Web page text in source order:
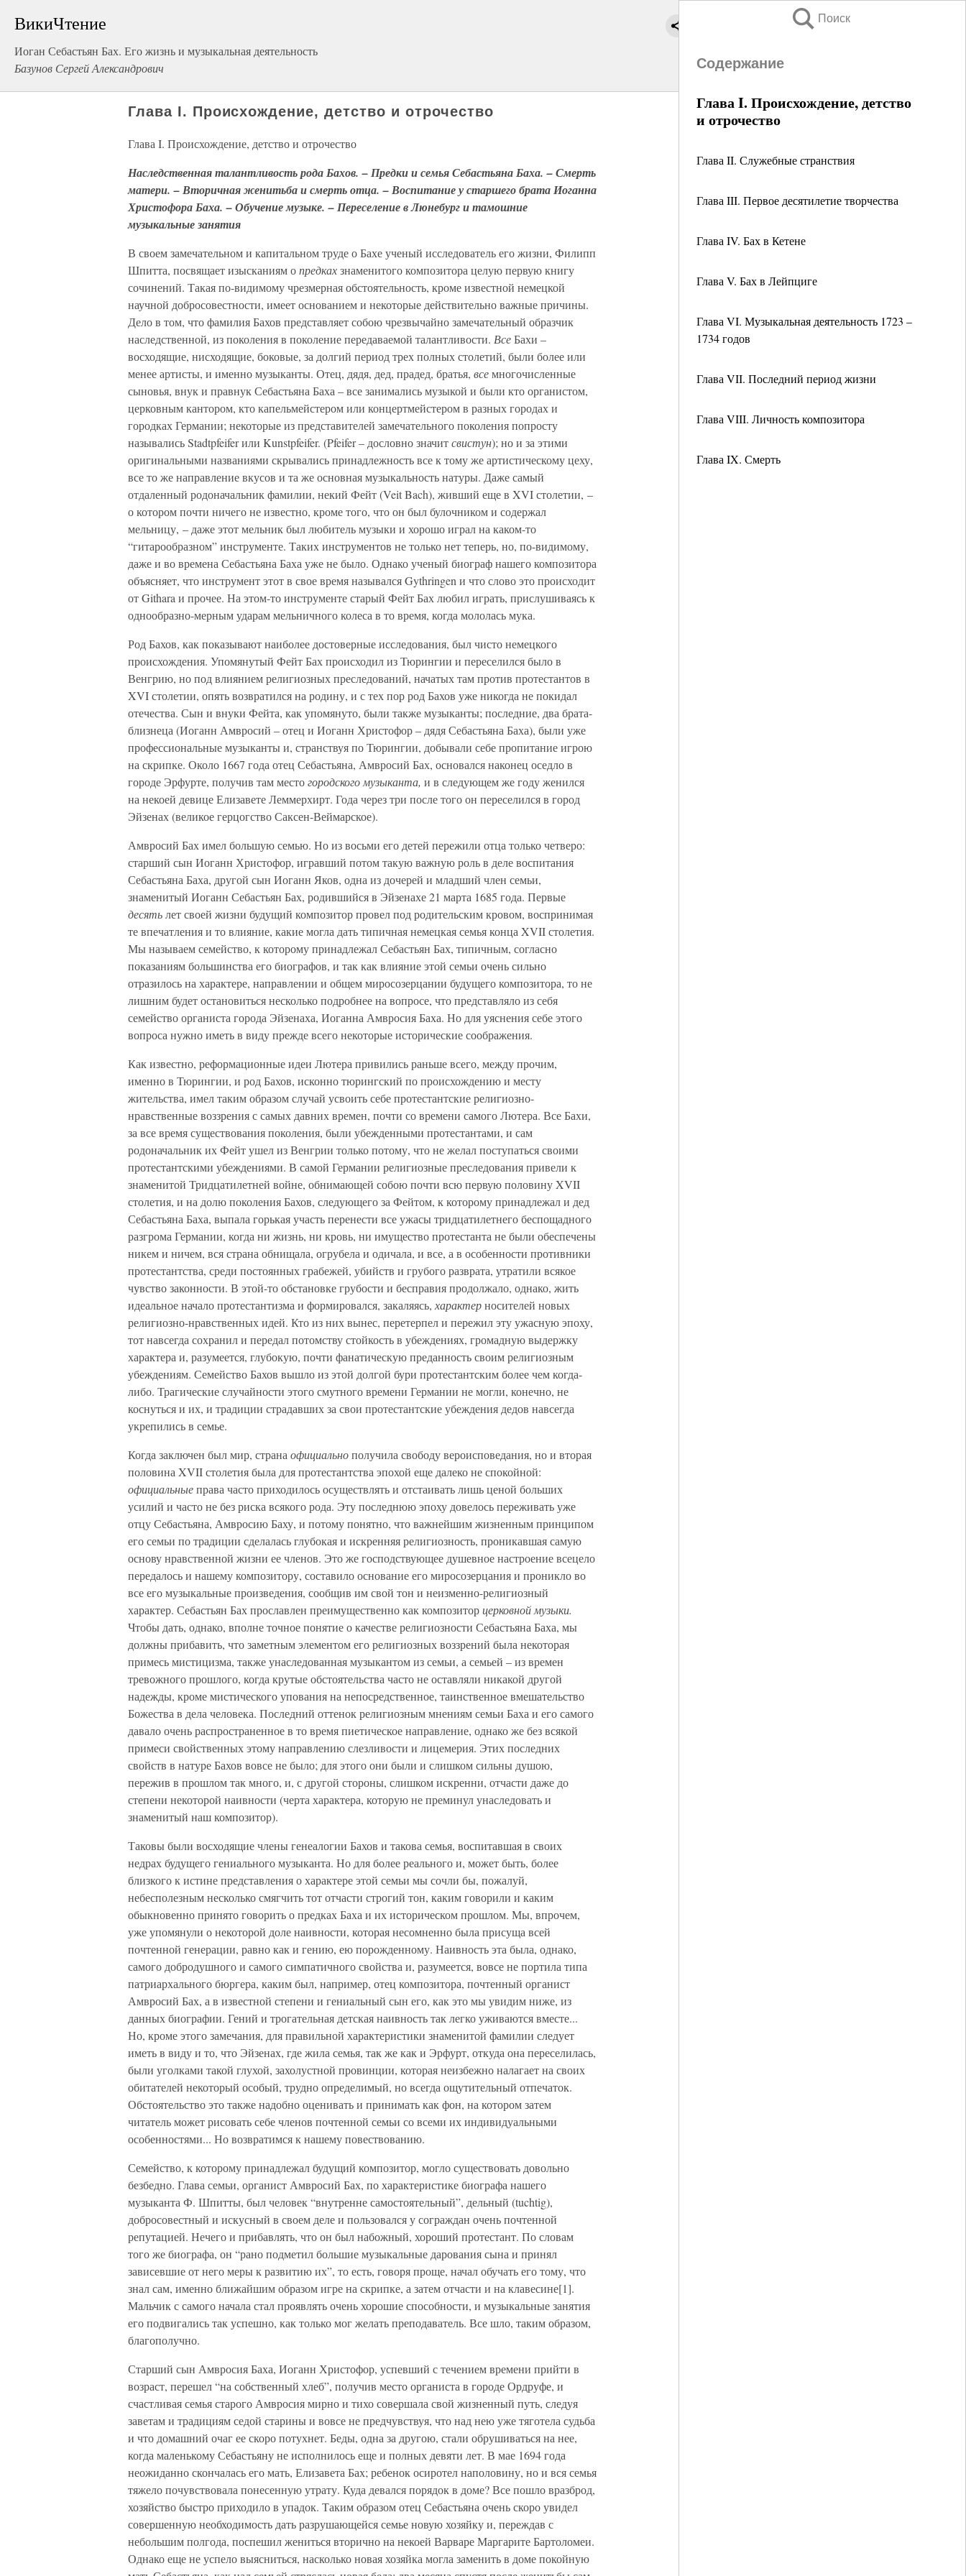
ВикиЧтение
Иоган Себастьян Бах. Его жизнь и музыкальная деятельность
Базунов Сергей Александрович
Поиск
Содержание
Глава I. Происхождение, детство
и отрочество
Глава II. Служебные странствия
Глава III. Первое десятилетие творчества
Глава IV. Бах в Кетене
Глава V. Бах в Лейпциге
Глава VI. Музыкальная деятельность 1723 –
1734 годов
Глава VII. Последний период жизни
Глава VIII. Личность композитора
Глава IX. Смерть
Глава I. Происхождение, детство и отрочество
Глава I. Происхождение, детство и отрочество
Наследственная талантливость рода Бахов. – Предки и семья Себастьяна Баха. – Смерть
матери. – Вторичная женитьба и смерть отца. – Воспитание у старшего брата Иоганна
Христофора Баха. – Обучение музыке. – Переселение в Люнебург и тамошние
музыкальные занятия
В своем замечательном и капитальном труде о Бахе ученый исследователь его жизни, Филипп
Шпитта, посвящает изысканиям опредкахзнаменитого композитора целую первую книгу
сочинений. Такая по-видимому чрезмерная обстоятельность, кроме известной немецкой
научной добросовестности, имеет основанием и некоторые действительно важные причины.
Дело в том, что фамилия Бахов представляет собою чрезвычайно замечательный образчик
наследственной, из поколения в поколение передаваемой талантливости. ВсеБахи –
восходящие, нисходящие, боковые, за долгий период трех полных столетий, были более или
менее артисты, и именно музыканты. Отец, дядя, дед, прадед, братья, всемногочисленные
сыновья, внук и правнук Себастьяна Баха – все занимались музыкой и были кто органистом,
церковным кантором, кто капельмейстером или концертмейстером в разных городах и
городках Германии; некоторые из представителей замечательного поколения попросту
назывались Stadtpfeifer или Kunstpfeifer. (Pfeifer – дословно значитсвистун); но и за этими
оригинальными названиями скрывались принадлежность все к тому же артистическому цеху,
все то же направление вкусов и та же основная музыкальность натуры. Даже самый
отдаленный родоначальник фамилии, некий Фейт (Veit Bach), живший еще в XVI столетии, –
о котором почти ничего не известно, кроме того, что он был булочником и содержал
мельницу, – даже этот мельник был любитель музыки и хорошо играл на каком-то
“гитарообразном” инструменте. Таких инструментов не только нет теперь, но, по-видимому,
даже и во времена Себастьяна Баха уже не было. Однако ученый биограф нашего композитора
объясняет, что инструмент этот в свое время назывался Gythringen и что слово это происходит
от Githara и прочее. На этом-то инструменте старый Фейт Бах любил играть, прислушиваясь к
однообразно-мерным ударам мельничного колеса в то время, когда мололась мука.
Род Бахов, как показывают наиболее достоверные исследования, был чисто немецкого
происхождения. Упомянутый Фейт Бах происходил из Тюрингии и переселился было в
Венгрию, но под влиянием религиозных преследований, начатых там против протестантов в
XVI столетии, опять возвратился на родину, и с тех пор род Бахов уже никогда не покидал
отечества. Сын и внуки Фейта, как упомянуто, были также музыканты; последние, два брата-
близнеца (Иоганн Амвросий – отец и Иоганн Христофор – дядя Себастьяна Баха), были уже
профессиональные музыканты и, странствуя по Тюрингии, добывали себе пропитание игрою
на скрипке. Около 1667 года отец Себастьяна, Амвросий Бах, основался наконец оседло в
городе Эрфурте, получив там местогородского музыканта, и в следующем же году женился
на некоей девице Елизавете Леммерхирт. Года через три после того он переселился в город
Эйзенах (великое герцогство Саксен-Веймарское).
Амвросий Бах имел большую семью. Но из восьми его детей пережили отца только четверо:
старший сын Иоганн Христофор, игравший потом такую важную роль в деле воспитания
Себастьяна Баха, другой сын Иоганн Яков, одна из дочерей и младший член семьи,
знаменитый Иоганн Себастьян Бах, родившийся в Эйзенахе 21 марта 1685 года. Первые
десятьлет своей жизни будущий композитор провел под родительским кровом, воспринимая
те впечатления и то влияние, какие могла дать типичная немецкая семья конца XVII столетия.
Мы называем семейство, к которому принадлежал Себастьян Бах, типичным, согласно
показаниям большинства его биографов, и так как влияние этой семьи очень сильно
отразилось на характере, направлении и общем миросозерцании будущего композитора, то не
лишним будет остановиться несколько подробнее на вопросе, что представляло из себя
семейство органиста города Эйзенаха, Иоганна Амвросия Баха. Но для уяснения себе этого
вопроса нужно иметь в виду прежде всего некоторые исторические соображения.
Как известно, реформационные идеи Лютера привились раньше всего, между прочим,
именно в Тюрингии, и род Бахов, исконно тюрингский по происхождению и месту
жительства, имел таким образом случай усвоить себе протестантские религиозно-
нравственные воззрения с самых давних времен, почти со времени самого Лютера. Все Бахи,
за все время существования поколения, были убежденными протестантами, и сам
родоначальник их Фейт ушел из Венгрии только потому, что не желал поступаться своими
протестантскими убеждениями. В самой Германии религиозные преследования привели к
знаменитой Тридцатилетней войне, обнимающей собою почти всю первую половину XVII
столетия, и на долю поколения Бахов, следующего за Фейтом, к которому принадлежал и дед
Себастьяна Баха, выпала горькая участь перенести все ужасы тридцатилетнего беспощадного
разгрома Германии, когда ни жизнь, ни кровь, ни имущество протестанта не были обеспечены
никем и ничем, вся страна обнищала, огрубела и одичала, и все, а в особенности противники
протестантства, среди постоянных грабежей, убийств и грубого разврата, утратили всякое
чувство законности. В этой-то обстановке грубости и бесправия продолжало, однако, жить
идеальное начало протестантизма и формировался, закаляясь, характерносителей новых
религиозно-нравственных идей. Кто из них вынес, перетерпел и пережил эту ужасную эпоху,
тот навсегда сохранил и передал потомству стойкость в убеждениях, громадную выдержку
характера и, разумеется, глубокую, почти фанатическую преданность своим религиозным
убеждениям. Семейство Бахов вышло из этой долгой бури протестантским более чем когда-
либо. Трагические случайности этого смутного времени Германии не могли, конечно, не
коснуться и их, и традиции страдавших за свои протестантские убеждения дедов навсегда
укрепились в семье.
Когда заключен был мир, страна официальнополучила свободу вероисповедания, но и вторая
половина XVII столетия была для протестантства эпохой еще далеко не спокойной:
официальныеправа часто приходилось осуществлять и отстаивать лишь ценой больших
усилий и часто не без риска всякого рода. Эту последнюю эпоху довелось переживать уже
отцу Себастьяна, Амвросию Баху, и потому понятно, что важнейшим жизненным принципом
его семьи по традиции сделалась глубокая и искренняя религиозность, проникавшая самую
основу нравственной жизни ее членов. Это же господствующее душевное настроение всецело
передалось и нашему композитору, составило основание его миросозерцания и проникло во
все его музыкальные произведения, сообщив им свой тон и неизменно-религиозный
характер. Себастьян Бах прославлен преимущественно как композиторцерковной музыки.
Чтобы дать, однако, вполне точное понятие о качестве религиозности Себастьяна Баха, мы
должны прибавить, что заметным элементом его религиозных воззрений была некоторая
примесь мистицизма, также унаследованная музыкантом из семьи, а семьей – из времен
тревожного прошлого, когда крутые обстоятельства часто не оставляли никакой другой
надежды, кроме мистического упования на непосредственное, таинственное вмешательство
Божества в дела человека. Последний оттенок религиозным мнениям семьи Баха и его самого
давало очень распространенное в то время пиетическое направление, однако же без всякой
примеси свойственных этому направлению слезливости и лицемерия. Этих последних
свойств в натуре Бахов вовсе не было; для этого они были и слишком сильны душою,
пережив в прошлом так много, и, с другой стороны, слишком искренни, отчасти даже до
степени некоторой наивности (черта характера, которую не преминул унаследовать и
знаменитый наш композитор).
Таковы были восходящие члены генеалогии Бахов и такова семья, воспитавшая в своих
недрах будущего гениального музыканта. Но для более реального и, может быть, более
близкого к истине представления о характере этой семьи мы сочли бы, пожалуй,
небесполезным несколько смягчить тот отчасти строгий тон, каким говорили и каким
обыкновенно принято говорить о предках Баха и их историческом прошлом. Мы, впрочем,
уже упомянули о некоторой доле наивности, которая несомненно была присуща всей
почтенной генерации, равно как и гению, ею порожденному. Наивность эта была, однако,
самого добродушного и самого симпатичного свойства и, разумеется, вовсе не портила типа
патриархального бюргера, каким был, например, отец композитора, почтенный органист
Амвросий Бах, а в известной степени и гениальный сын его, как это мы увидим ниже, из
данных биографии. Гений и трогательная детская наивность так легко уживаются вместе...
Но, кроме этого замечания, для правильной характеристики знаменитой фамилии следует
иметь в виду и то, что Эйзенах, где жила семья, так же как и Эрфурт, откуда она переселилась,
были уголками такой глухой, захолустной провинции, которая неизбежно налагает на своих
обитателей некоторый особый, трудно определимый, но всегда ощутительный отпечаток.
Обстоятельство это также надобно оценивать и принимать как фон, на котором затем
читатель может рисовать себе членов почтенной семьи со всеми их индивидуальными
особенностями... Но возвратимся к нашему повествованию.
Семейство, к которому принадлежал будущий композитор, могло существовать довольно
безбедно. Глава семьи, органист Амвросий Бах, по характеристике биографа нашего
музыканта Ф. Шпитты, был человек “внутренне самостоятельный”, дельный (tuchtig),
добросовестный и искусный в своем деле и пользовался у сограждан очень почтенной
репутацией. Нечего и прибавлять, что он был набожный, хороший протестант. По словам
того же биографа, он “рано подметил большие музыкальные дарования сына и принял
зависевшие от него меры к развитию их”, то есть, говоря проще, начал обучать его тому, что
знал сам, именно ближайшим образом игре на скрипке, а затем отчасти и на клавесине[1].
Мальчик с самого начала стал проявлять очень хорошие способности, и музыкальные занятия
его подвигались так успешно, как только мог желать преподаватель. Все шло, таким образом,
благополучно.
Старший сын Амвросия Баха, Иоганн Христофор, успевший с течением времени прийти в
возраст, перешел “на собственный хлеб”, получив место органиста в городе Ордруфе, и
счастливая семья старого Амвросия мирно и тихо совершала свой жизненный путь, следуя
заветам и традициям седой старины и вовсе не предчувствуя, что над нею уже тяготела судьба
и что домашний очаг ее скоро потухнет. Беды, одна за другою, стали обрушиваться на нее,
когда маленькому Себастьяну не исполнилось еще и полных девяти лет. В мае 1694 года
неожиданно скончалась его мать, Елизавета Бах; ребенок осиротел наполовину, но и вся семья
тяжело почувствовала понесенную утрату. Куда девался порядок в доме? Все пошло вразброд,
хозяйство быстро приходило в упадок. Таким образом отец Себастьяна очень скоро увидел
совершенную необходимость дать разрушающейся семье новую хозяйку и, переждав с
небольшим полгода, поспешил жениться вторично на некоей Варваре Маргарите Бартоломеи.
Однако еще не успело выясниться, насколько новая хозяйка могла заменить в доме покойную